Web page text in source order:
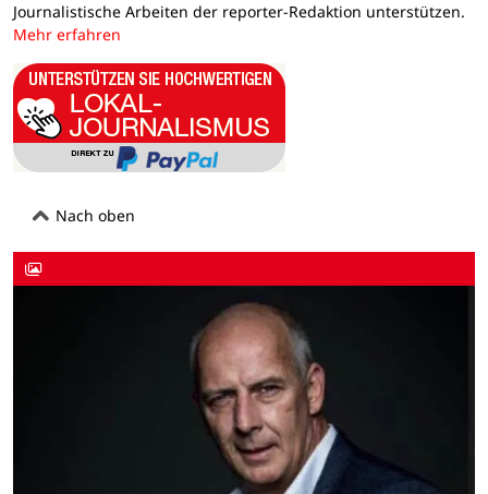
Journalistische Arbeiten der reporter-Redaktion unterstützen.
Mehr erfahren
Nach oben